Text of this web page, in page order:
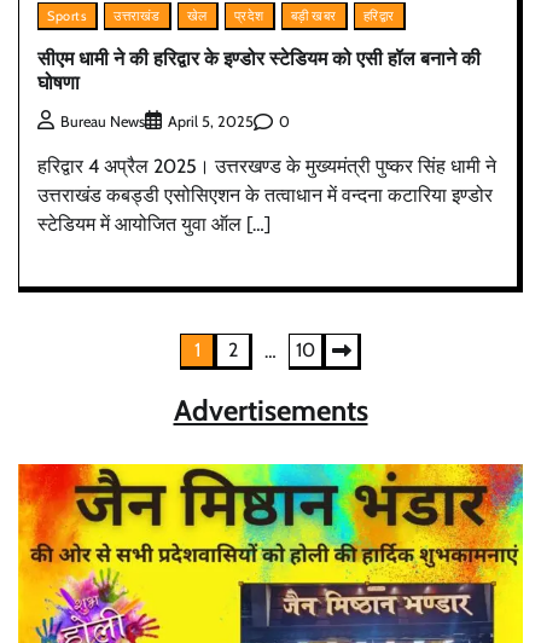
Sports उत्तराखंड खेल प्रदेश बड़ी खबर हरिद्वार
सीएम धामी ने की हरिद्वार के इण्डोर स्टेडियम को एसी हॉल बनाने की
घोषणा
Bureau News April 5, 2025 0
हरिद्वार 4 अप्रैल 2025। उत्तरखण्ड के मुख्यमंत्री पुष्कर सिंह धामी ने
उत्तराखंड कबड्डी एसोसिएशन के तत्वाधान में वन्दना कटारिया इण्डोर
स्टेडियम में आयोजित युवा ऑल […]
1 2 … 10
Advertisements